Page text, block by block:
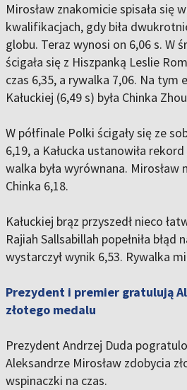
Mirosław znakomicie spisała się
kwalifikacjach, gdy biła
globu. Teraz wynosi on 6,06 s. W
ścigała się z Hiszpanką Leslie
czas 6,35, a rywalka 7,06. Na tym
Kałuckiej (6,49 s) była Chinka
W półfinale Polki ścigały się ze
6,19, a Kałucka ustanowiła
walka była wyrównana. Mirosław
Chinka 6,18.
Kałuckiej brąz przyszedł nieco
Rajiah Sallsabillah popełniła błąd
wystarczył wynik 6,53. Rywalka
Prezydent i premier gratulują
złotego medalu
Prezydent Andrzej Duda
Aleksandrze Mirosław zdobycia
wspinaczki na czas.